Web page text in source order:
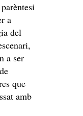
a
del
a ser
que
amb